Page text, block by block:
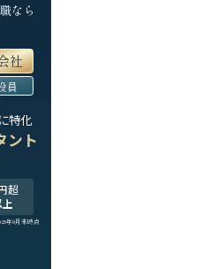
なら
社
員
特化
ント
超
年9月末時点